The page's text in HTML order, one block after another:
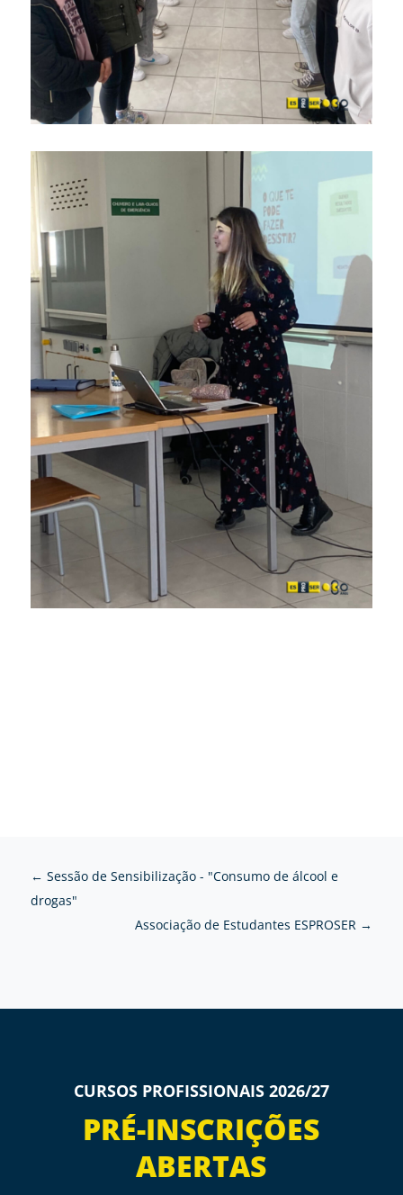
← Sessão de Sensibilização - "Consumo de álcool e
drogas"
Associação de Estudantes ESPROSER →
CURSOS PROFISSIONAIS 2026/27
PRÉ-INSCRIÇÕES
ABERTAS